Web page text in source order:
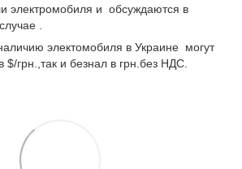
электромобиля и обсуждаются в
.
электомобиля в Украине могут
$/грн.,так и безнал в грн.без НДС.